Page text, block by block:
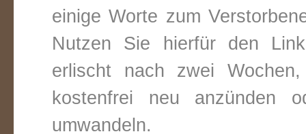
einige Worte zum
Nutzen Sie hierfür den
erlischt nach zwei
kostenfrei neu anzünden
umwandeln.